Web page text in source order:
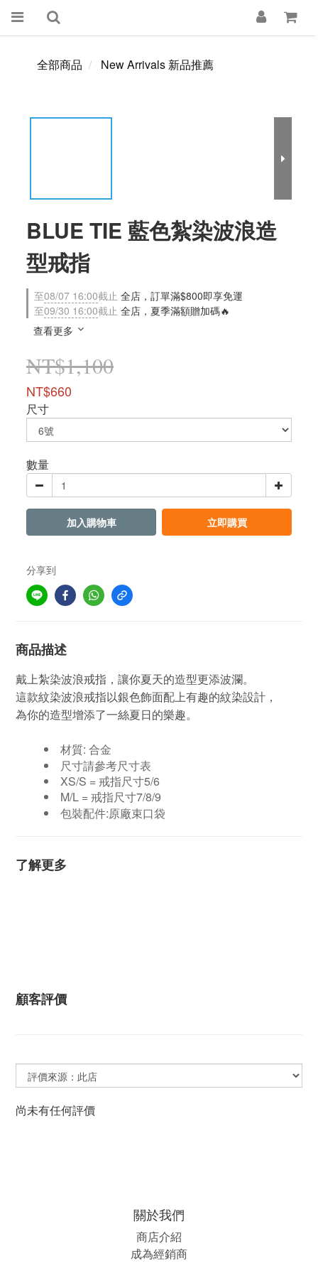
全部商品 New Arrivals 新品推薦
BLUE TIE 藍色紮染波浪造
型戒指
至08/07 16:00截止 全店，訂單滿$800即享免運
至09/30 16:00截止 全店，夏季滿額贈加碼🔥
查看更多
NT$1,100
NT$660
尺寸
數量
加入購物車 立即購買
分享到
商品描述
戴上紮染波浪戒指，讓你夏天的造型更添波瀾。
這款紋染波浪戒指以銀色飾面配上有趣的紋染設計，
為你的造型增添了一絲夏日的樂趣。
材質: 合金
尺寸請參考尺寸表
XS/S = 戒指尺寸5/6
M/L = 戒指尺寸7/8/9
包裝配件:原廠束口袋
了解更多
顧客評價
尚未有任何評價
關於我們
商店介紹
成為經銷商